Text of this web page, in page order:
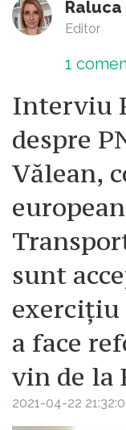
Raluca
Editor
1
Interviu
despre
Vălean,
sunt
exercițiu
a face
vin de la
2021-04-22